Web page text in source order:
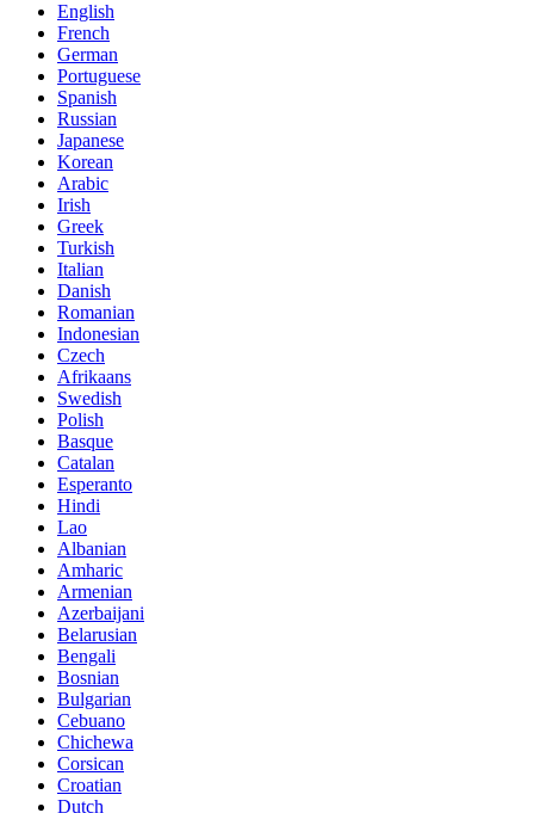
English
French
German
Portuguese
Spanish
Russian
Japanese
Korean
Arabic
Irish
Greek
Turkish
Italian
Danish
Romanian
Indonesian
Czech
Afrikaans
Swedish
Polish
Basque
Catalan
Esperanto
Hindi
Lao
Albanian
Amharic
Armenian
Azerbaijani
Belarusian
Bengali
Bosnian
Bulgarian
Cebuano
Chichewa
Corsican
Croatian
Dutch